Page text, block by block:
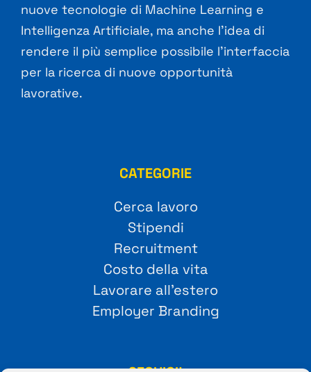
nuove tecnologie di Machine Learning e
Intelligenza Artificiale, ma anche l’idea di
rendere il più semplice possibile l’interfaccia
per la ricerca di nuove opportunità
lavorative.
CATEGORIE
Cerca lavoro
Stipendi
Recruitment
Costo della vita
Lavorare all’estero
Employer Branding